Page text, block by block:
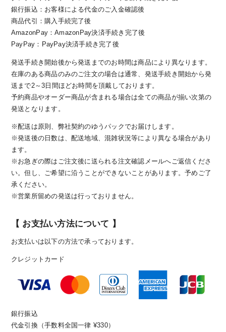
銀行振込：お客様による代金のご入金確認後
商品代引：購入手続完了後
AmazonPay：AmazonPay決済手続き完了後
PayPay：PayPay決済手続き完了後
発送手続き開始後から発送までのお時間は商品により異なります。
在庫のある商品のみのご注文の場合は通常、発送手続き開始から発
送まで2～3日間ほどお時間を頂戴しております。
予約商品やオーダー商品が含まれる場合は全ての商品が揃い次第の
発送となります。
※配送は原則、弊社契約のゆうパックでお届けします。
※発送後の日数は、配送地域、混雑状況等により異なる場合があり
ます。
※お急ぎの際はご注文後に送られる注文確認メールへご返信くださ
い。但し、ご希望に沿うことができないことがあります。予めご了
承ください。
※営業所留めの発送は行っておりません。
【 お支払い方法について 】
お支払いは以下の方法で承っております。
クレジットカード
銀行振込
代金引換（手数料全国一律 ¥330）